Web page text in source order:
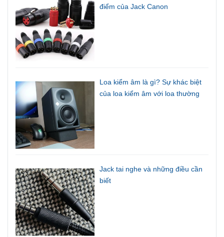
điểm của Jack Canon
Loa kiểm âm là gì? Sự khác biệt
của loa kiểm âm với loa thường
Jack tai nghe và những điều cần
biết